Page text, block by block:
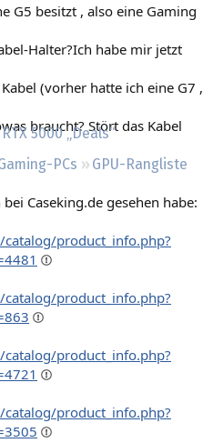
RTX 5000 „Deals“
PCs
GPU-Rangliste
G5 besitzt , also eine Gaming
Halter?Ich habe mir jetzt
(vorher hatte ich eine G7 ,
braucht? Stört das Kabel
Caseking.de gesehen habe:
product_info.php?
product_info.php?
product_info.php?
product_info.php?